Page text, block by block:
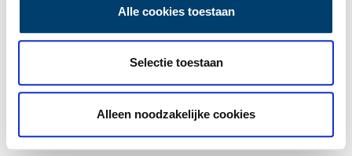
Alle cookies toestaan
Selectie toestaan
Alleen noodzakelijke cookies